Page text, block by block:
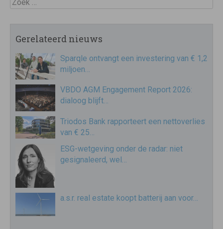
Gerelateerd nieuws
Sparqle ontvangt een investering van € 1,2
miljoen…
VBDO AGM Engagement Report 2026:
dialoog blijft…
Triodos Bank rapporteert een nettoverlies
van € 25…
ESG-wetgeving onder de radar: niet
gesignaleerd, wel…
a.s.r. real estate koopt batterij aan voor…